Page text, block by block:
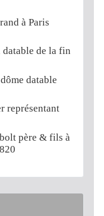
à Paris
datable de la fin
datable
représentant
père & fils à